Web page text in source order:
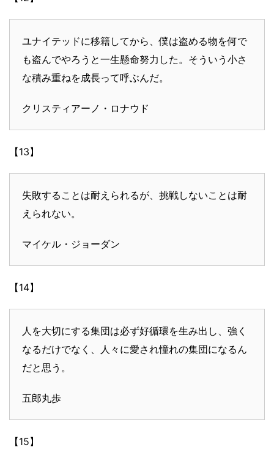
ユナイテッドに移籍してから、僕は盗める物を何で
も盗んでやろうと一生懸命努力した。そういう小さ
な積み重ねを成長って呼ぶんだ。
クリスティアーノ・ロナウド
【13】
失敗することは耐えられるが、挑戦しないことは耐
えられない。
マイケル・ジョーダン
【14】
人を大切にする集団は必ず好循環を生み出し、強く
なるだけでなく、人々に愛され憧れの集団になるん
だと思う。
五郎丸歩
【15】